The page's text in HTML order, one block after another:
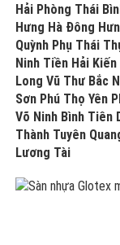
Hải Phòng Thái
Hưng Hà Đông
Quỳnh Phụ Thái
Ninh Tiền Hải
Long Vũ Thư Bắc
Sơn Phú Thọ Yên
Võ Ninh Bình Tiên
Thành Tuyên
Lương Tài